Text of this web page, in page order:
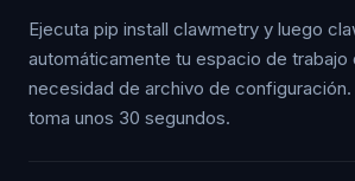
Ejecuta pip install clawmetry y luego
automáticamente tu espacio de trabajo
necesidad de archivo de configuración.
toma unos 30 segundos.